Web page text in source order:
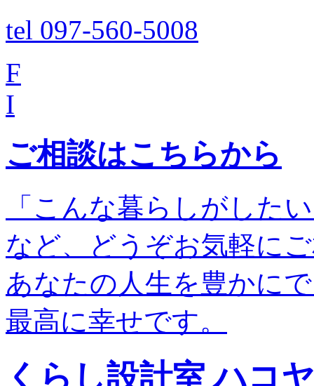
tel 097-560-5008
F
I
ご相談はこちらから
「こんな暮らしがした
など、どうぞお気軽に
あなたの人生を豊かに
最高に幸せです。
くらし設計室 ハコ